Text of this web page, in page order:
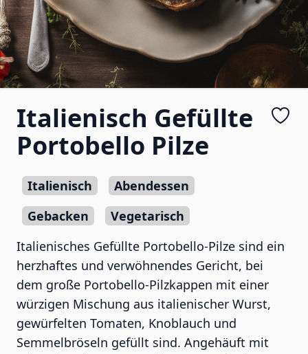
Italienisch Gefüllte
Portobello Pilze
Italienisch
Abendessen
Gebacken
Vegetarisch
Italienisches Gefüllte Portobello-Pilze sind ein
herzhaftes und verwöhnendes Gericht, bei
dem große Portobello-Pilzkappen mit einer
würzigen Mischung aus italienischer Wurst,
gewürfelten Tomaten, Knoblauch und
Semmelbröseln gefüllt sind. Angehäuft mit